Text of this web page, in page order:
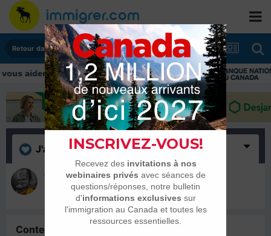
Retour dans son pays
J'aime (1)
qwintine
24 janvier 2019
Contenu similaire